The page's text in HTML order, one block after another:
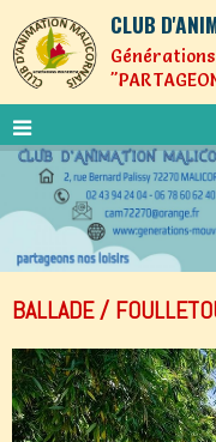
CLUB
BALLADE /